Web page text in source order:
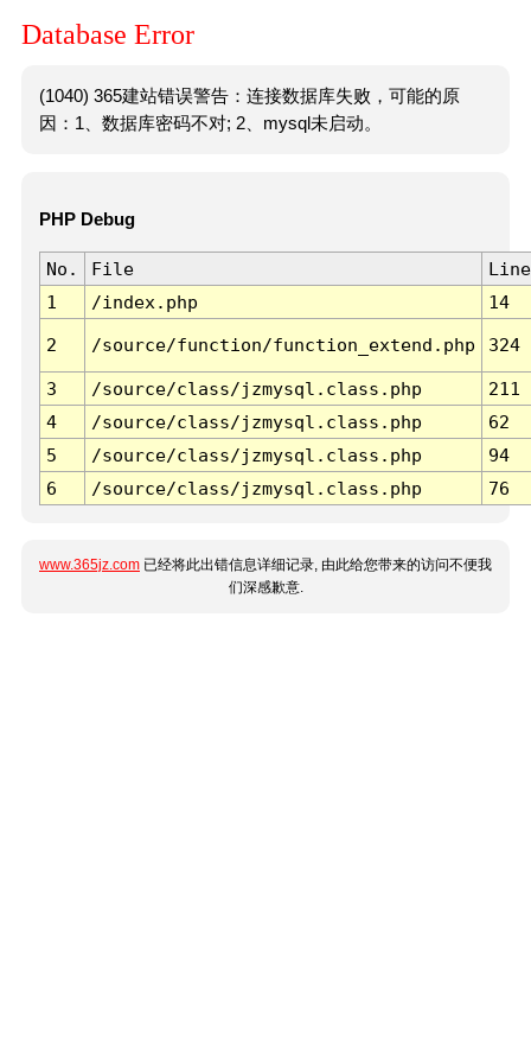
Database Error
(1040) 365建站错误警告：连接数据库失败，可能的原
因：1、数据库密码不对; 2、mysql未启动。
PHP Debug
No. File
Line
1
/index.php 14
2 /source/function/function_extend.php 324
3 /source/class/jzmysql.class.php
211
4
/source/class/jzmysql.class.php
62
5
/source/class/jzmysql.class.php
94
6
/source/class/jzmysql.class.php 76
www.365jz.com 已经将此出错信息详细记录, 由此给您带来的访问不便我
们深感歉意.